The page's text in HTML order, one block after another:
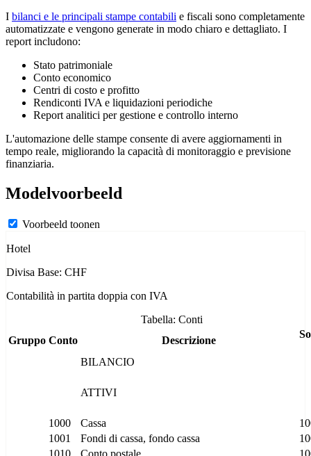
I bilanci e le principali stampe contabili e fiscali sono completamente
automatizzate e vengono generate in modo chiaro e dettagliato. I
report includono:
Stato patrimoniale
Conto economico
Centri di costo e profitto
Rendiconti IVA e liquidazioni periodiche
Report analitici per gestione e controllo interno
L'automazione delle stampe consente di avere aggiornamenti in
tempo reale, migliorando la capacità di monitoraggio e previsione
finanziaria.
Modelvoorbeeld
Voorbeeld toonen
Hotel
Divisa Base: CHF
Contabilità in partita doppia con IVA
Tabella: Conti
Gruppo Conto Descrizione
BILANCIO
ATTIVI
1000 Cassa
1001
Fondi di cassa, fondo cassa
1010
Conto postale